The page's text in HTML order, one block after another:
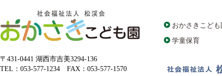
〒431-0441 湖西市吉美3294-136
TEL：053-577-1234 FAX：053-577-1570
おかさきこど
学童保育